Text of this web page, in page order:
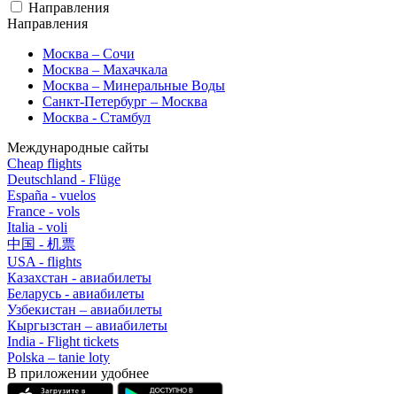
Направления
Направления
Москва – Сочи
Москва – Махачкала
Москва – Минеральные Воды
Санкт-Петербург – Москва
Москва - Стамбул
Международные сайты
Cheap flights
Deutschland - Flüge
España - vuelos
France - vols
Italia - voli
中国 - 机票
USA - flights
Казахстан - авиабилеты
Беларусь - авиабилеты
Узбекистан – авиабилеты
Кыргызстан – авиабилеты
India - Flight tickets
Polska – tanie loty
В приложении удобнее